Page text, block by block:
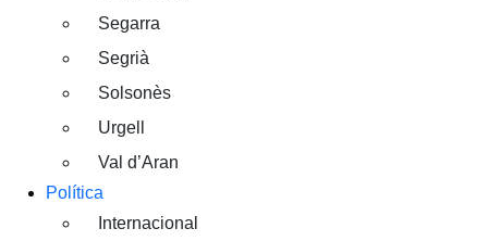
Segarra
Segrià
Solsonès
Urgell
Val d’Aran
Política
Internacional